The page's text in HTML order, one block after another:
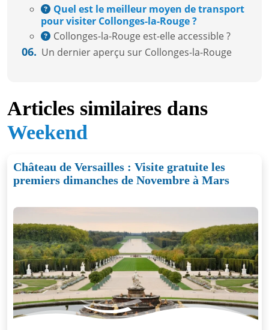
Quel est le meilleur moyen de transport
pour visiter Collonges-la-Rouge ?
Collonges-la-Rouge est-elle accessible ?
06. Un dernier aperçu sur Collonges-la-Rouge
Articles similaires dans
Weekend
Château de Versailles : Visite gratuite les
premiers dimanches de Novembre à Mars